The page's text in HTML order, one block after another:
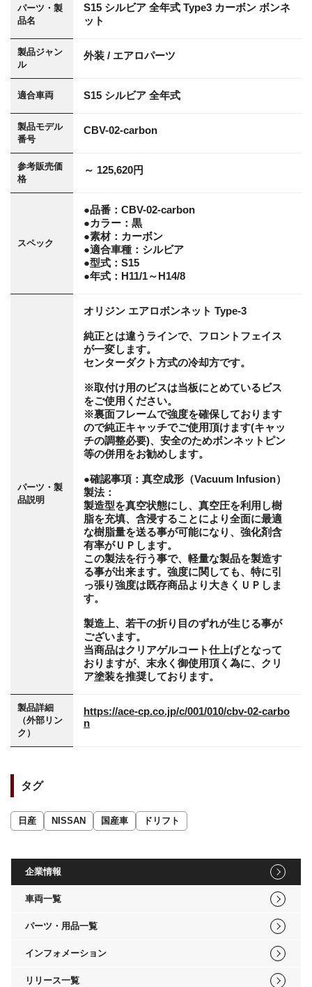
パーツ・製
品名
S15 シルビア 全年式 Type3 カーボン ボンネ
ット
製品ジャン
ル
外装 / エアロパーツ
適合車両 S15 シルビア 全年式
製品モデル
番号
CBV-02-carbon
参考販売価
格
～ 125,620円
スペック
●品番：CBV-02-carbon
●カラー：黒
●素材：カーボン
●適合車種：シルビア
●型式：S15
●年式：H11/1～H14/8
パーツ・製
品説明
オリジン エアロボンネット Type-3
純正とは違うラインで、フロントフェイス
が一変します。
センターダクト方式の冷却方です。
※取付け用のビスは当板にとめているビス
をご使用ください。
※裏面フレームで強度を確保しております
ので純正キャッチでご使用頂けます(キャッ
チの調整必要)、安全のためボンネットピン
等の併用をお勧めします。
●確認事項：真空成形（Vacuum Infusion）
製法：
製造型を真空状態にし、真空圧を利用し樹
脂を充填、含浸することにより全面に最適
な樹脂量を送る事が可能になり、強化剤含
有率がＵＰします。
この製法を行う事で、軽量な製品を製造す
る事が出来ます。強度に関しても、特に引
っ張り強度は既存商品より大きくＵＰしま
す。
製造上、若干の折り目のずれが生じる事が
ございます。
当商品はクリアゲルコート仕上げとなって
おりますが、末永く御使用頂く為に、クリ
ア塗装を推奨しております。
製品詳細
（外部リン
ク）
https://ace-cp.co.jp/c/001/010/cbv-02-carbo
n
タグ
日産 NISSAN 国産車 ドリフト
企業情報
車両一覧
パーツ・用品一覧
インフォメーション
リリース一覧